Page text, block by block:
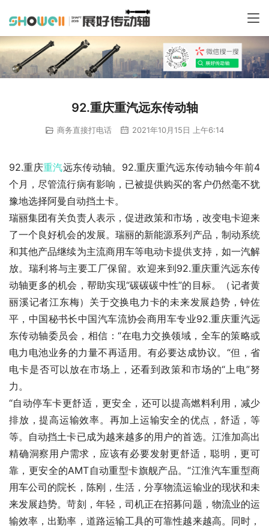
92.重庆重汽远东传动轴
商务直接打电话 2021年10月15日 上午6:14
92.重庆重汽远东传动轴。92.重庆重汽远东传动轴今年前4
个月，尽管流行病有影响，已被提供购买的客户仍然毫不犹
豫地选择阿曼自动挡土卡。
瑞丽集团有关负责人表示，促进政策和市场，改变电卡迎来
了一个良好机会的发展。瑞丽的新能源系列产品，制动系统
和其他产品继续为主流商用车等电动卡提供支持，如一汽解
放。瑞利将与主要工厂保留。欢迎来到92.重庆重汽远东传
动轴更多的机会，帮助实现“碳碳碳中性”的目标。（记者黄
丽溪记者江东梅）关于交换电力卡的未来发展趋势，钟佐
平，中国秘书长中国汽车流协会商用车专业92.重庆重汽远
东传动轴委员会，相信：“在电力交换领域，全车的策略或
电力电池业务的力量不再适用。有必要达成协议。“但，省
电卡是否可以放在市场上，还看到政策和市场的“上电”努
力。
“自动停车卡更舒适，更安全，还可以提高燃料利用，减少
排放，提高运输效率。再加上运输安全的优点，舒适，等
等。自动挡土卡已成为越来越多的用户的首选。江淮加高出
精确洞察用户需求，应该有必要发射更舒适，聪明，更可
靠，更安全的AMT自动重型卡旗舰产品。“江淮汽车重型商
用车公司的院长，陈刚，生活，分享物流运输业的现状和未
来发展趋势。苛刻，年轻，司机正在招募问题，物流业的运
输效率，出勤率，道路运输工具的可靠性越来越高。同时，